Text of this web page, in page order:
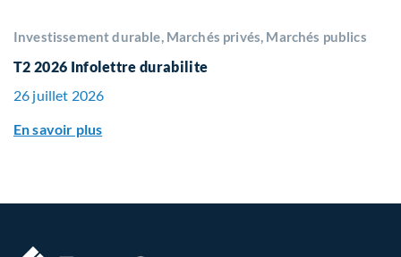
Investissement durable, Marchés privés, Marchés publics
T2 2026 Infolettre durabilite
26 juillet 2026
En savoir plus